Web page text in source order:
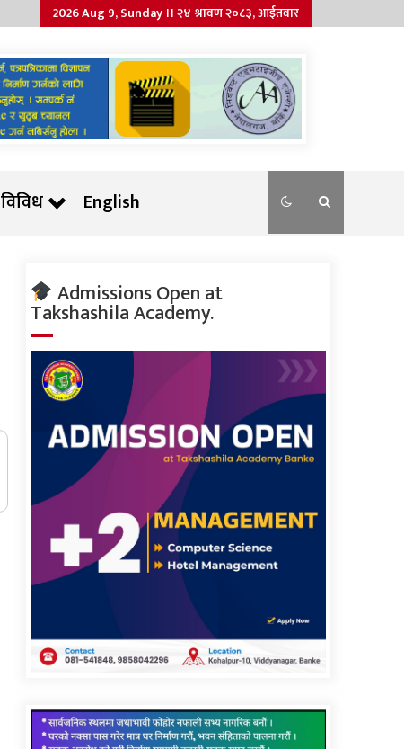
2026 Aug 9, Sunday ।। २४ श्रावण २०८३, आईतवार
विविध English
Admissions Open at
Takshashila Academy.